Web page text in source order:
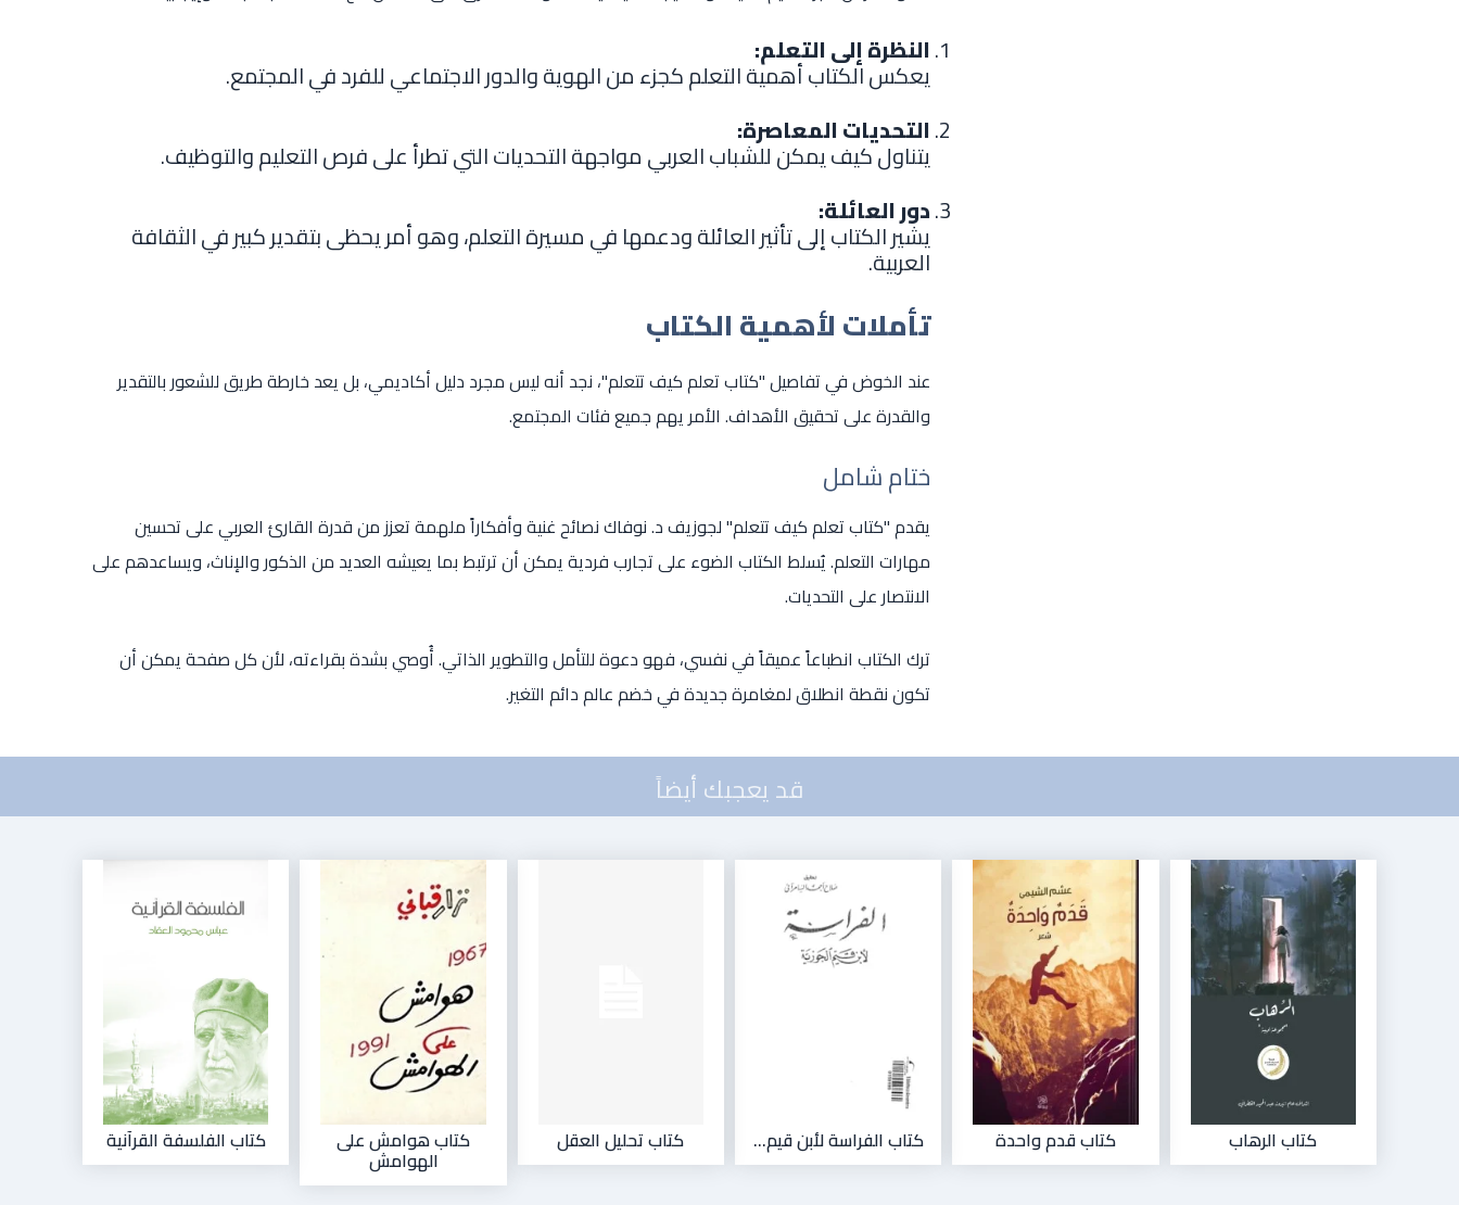
النظرة إلى التعلم:
يعكس الكتاب أهمية التعلم كجزء من الهوية والدور الاجتماعي للفرد في المجتمع.
التحديات المعاصرة:
يتناول كيف يمكن للشباب العربي مواجهة التحديات التي تطرأ على فرص التعليم والتوظيف.
دور العائلة:
يشير الكتاب إلى تأثير العائلة ودعمها في مسيرة التعلم، وهو أمر يحظى بتقدير كبير في الثقافة
العربية.
تأملات لأهمية الكتاب
عند الخوض في تفاصيل "كتاب تعلم كيف تتعلم"، نجد أنه ليس مجرد دليل أكاديمي، بل يعد خارطة طريق للشعور بالتقدير
والقدرة على تحقيق الأهداف. الأمر يهم جميع فئات المجتمع.
ختام شامل
يقدم "كتاب تعلم كيف تتعلم" لجوزيف د. نوفاك نصائح غنية وأفكاراً ملهمة تعزز من قدرة القارئ العربي على تحسين
مهارات التعلم. يُسلط الكتاب الضوء على تجارب فردية يمكن أن ترتبط بما يعيشه العديد من الذكور والإناث، ويساعدهم على
الانتصار على التحديات.
ترك الكتاب انطباعاً عميقاً في نفسي، فهو دعوة للتأمل والتطوير الذاتي. أُوصي بشدة بقراءته، لأن كل صفحة يمكن أن
تكون نقطة انطلاق لمغامرة جديدة في خضم عالم دائم التغير.
قد يعجبك أيضاً
كتاب الرهاب كتاب قدم واحدة كتاب الفراسة لأبن قيم... كتاب تحليل العقل كتاب هوامش على
الهوامش
كتاب الفلسفة القرآنية